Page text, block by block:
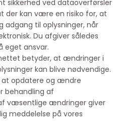
sikkerhed ved dataoverførsler
der kan være en risiko for, at
adgang til oplysninger, når
Du afgiver således
eget ansvar.
betyder, at ændringer i
kan blive nødvendige.
at opdatere og ændre
behandling af
væsentlige ændringer giver
meddelelse på vores